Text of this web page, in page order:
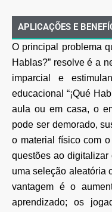
APLICAÇÕES E
O principal problema
Hablas?” resolve é a
imparcial e
educacional “¡Qué
aula ou em casa, o
pode ser demorado,
o material físico com
questões ao digitalizar
uma seleção aleatória
vantagem é o
aprendizado; os